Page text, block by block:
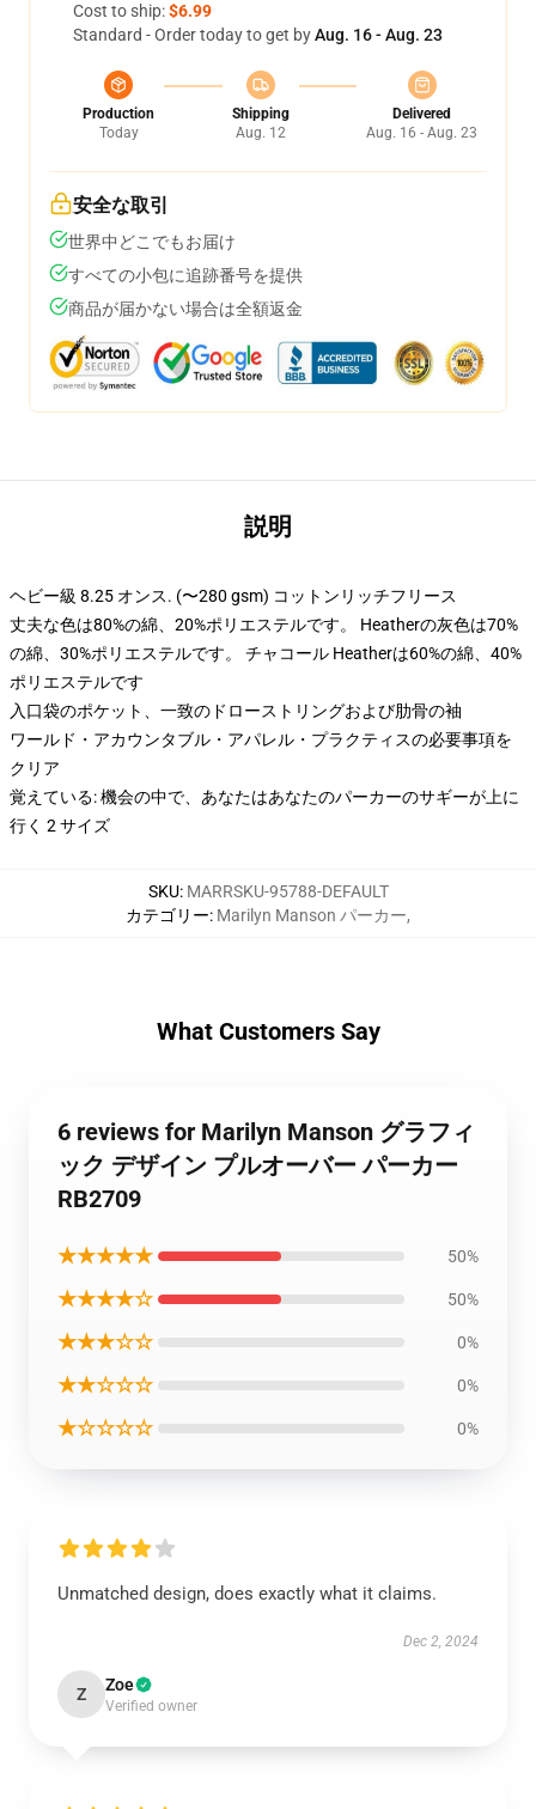
Cost to ship:$6.99
Standard - Order today to get byAug. 16 - Aug. 23
Production
Today
Shipping
Aug. 12
Delivered
Aug. 16 - Aug. 23
安全な取引
世界中どこでもお届け
すべての小包に追跡番号を提供
商品が届かない場合は全額返金
説明
ヘビー級 8.25 オンス. (〜280 gsm) コットンリッチフリース
丈夫な色は80%の綿、20%ポリエステルです。 Heatherの灰色は70%
の綿、30%ポリエステルです。 チャコール Heatherは60%の綿、40%
ポリエステルです
入口袋のポケット、一致のドローストリングおよび肋骨の袖
ワールド・アカウンタブル・アパレル・プラクティスの必要事項を
クリア
覚えている: 機会の中で、あなたはあなたのパーカーのサギーが上に
行く 2 サイズ
SKU: MARRSKU-95788-DEFAULT
カテゴリー: Marilyn Manson パーカー,
What Customers Say
6 reviews for Marilyn Manson グラフィ
ック デザイン プルオーバー パーカー
RB2709
★★★★★ 50%
★★★★☆ 50%
★★★☆☆ 0%
★★☆☆☆ 0%
★☆☆☆☆ 0%
Unmatched design, does exactly what it claims.
Dec 2, 2024
Z Zoe
Verified owner